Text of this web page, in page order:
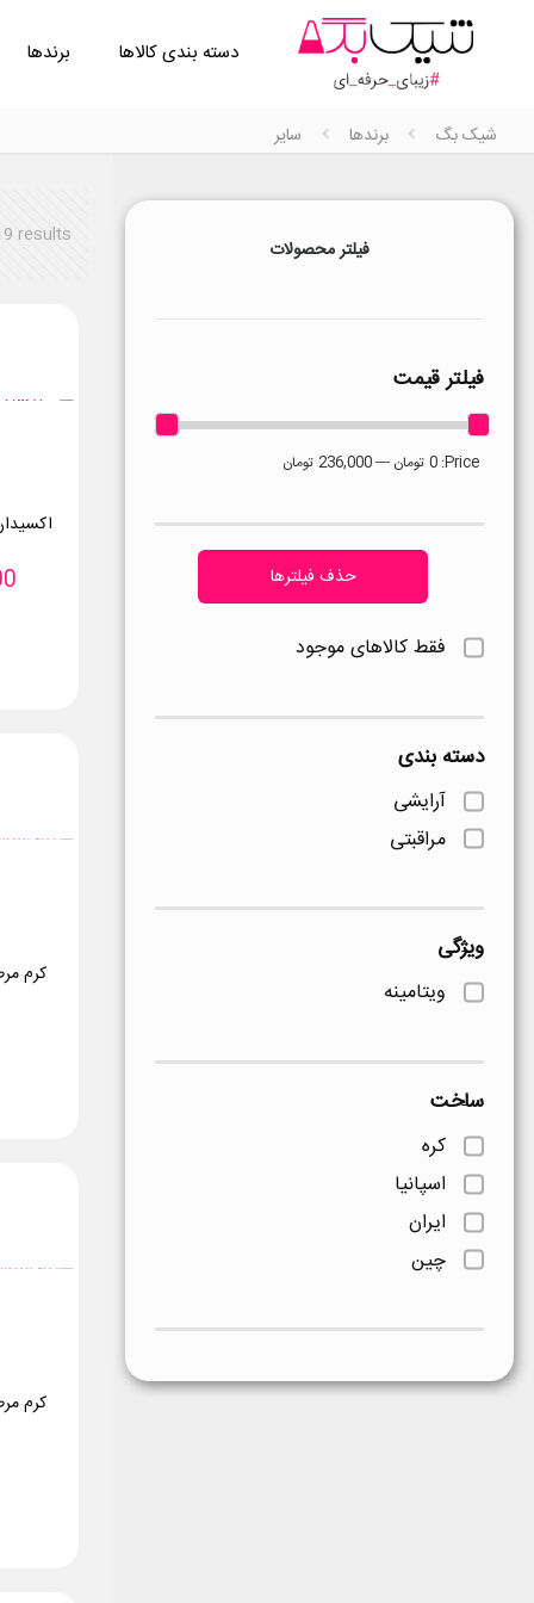
دسته بندی کالاها برندها
شیک بگ برندها سایر
results
کرم
کرم
فیلتر محصولات
فیلتر قیمت
Price: 0 تومان —236,000 تومان
حذف فیلترها
فقط کالاهای موجود
دسته بندی
آرایشی
مراقبتی
ویژگی
ویتامینه
ساخت
کره
اسپانیا
ایران
چین